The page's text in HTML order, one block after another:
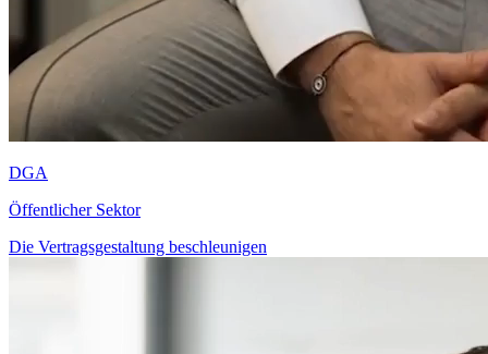
DGA
Öffentlicher Sektor
Die Vertragsgestaltung beschleunigen